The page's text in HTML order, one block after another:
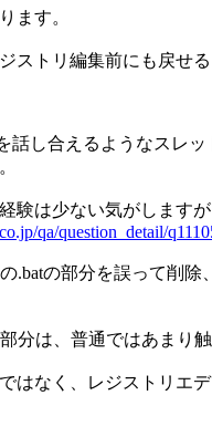
ます。
ストリ編集前にも戻せる
し合えるようなスレッ
験は少ない気がします
qa/question_detail/
.batの部分を誤って削
分は、普通ではあまり
はなく、レジストリエ